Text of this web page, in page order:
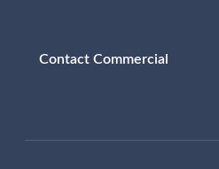
Contact Commercial